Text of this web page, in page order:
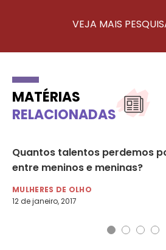
VEJA MAIS
MATÉRIAS
RELACIONADAS
Quantos talentos perdemos
entre meninos e meninas?
MULHERES DE OLHO
12 de janeiro, 2017